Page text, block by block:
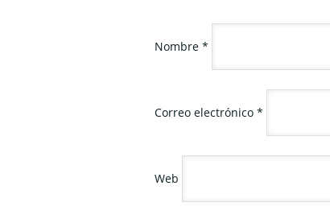
Nombre *
Correo electrónico *
Web